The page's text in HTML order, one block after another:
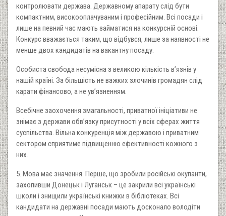
контролювати держава. Державному апарату слід бути
компактним, високооплачуваним і професійним. Всі посади і
лише на певний час мають займатися на конкурсній основі.
Конкурс вважається таким, що відбувся, лише за наявності не
менше двох кандидатів на вакантну посаду.
Особиста свобода несумісна з великою кількість в’язнів у
нашій країні. За більшість не важких злочинів громадян слід
карати фінансово, а не ув’язненням.
Всебічне заохочення змагальності, приватної ініціативи не
знімає з держави обв’язку присутності у всіх сферах життя
суспільства. Вільна конкуренція між державою і приватним
сектором сприятиме підвищенню ефективності кожного з
них.
5. Мова має значення. Перше, що зробили російські окупанти,
захопивши Донецьк і Луганськ – це закрили всі українські
школи і знищили українські книжки в бібліотеках. Всі
кандидати на державні посади мають досконало володіти